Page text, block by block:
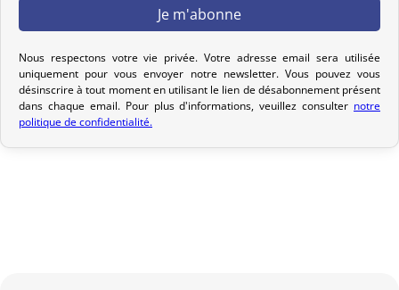
la réception de votre paiement et remise au transporteur que
de confirmation d’envoi pour suivre votre colis. Nous offrons
plusieurs options de livraison pour répondre à vos besoins.
Nous respectons votre vie privée. Votre adresse email sera utilisée
uniquement pour vous envoyer notre newsletter. Vous pouvez vous
désinscrire à tout moment en utilisant le lien de désabonnement présent
dans chaque email. Pour plus d'informations, veuillez consulter notre
politique de confidentialité.